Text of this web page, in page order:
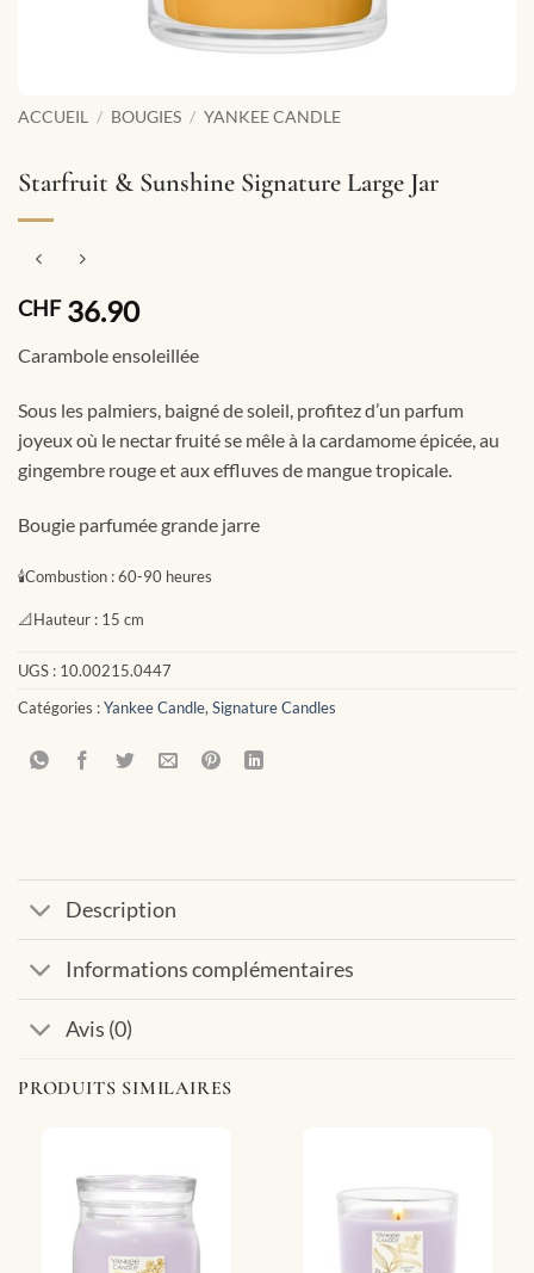
ACCUEIL / BOUGIES / YANKEE CANDLE
Starfruit & Sunshine Signature Large Jar
CHF36.90
Carambole ensoleillée
Sous les palmiers, baigné de soleil, profitez d’un parfum
joyeux où le nectar fruité se mêle à la cardamome épicée, au
gingembre rouge et aux effluves de mangue tropicale.
Bougie parfumée grande jarre
🕯Combustion :60-90 heures
📐Hauteur : 15 cm
UGS : 10.00215.0447
Catégories :Yankee Candle, Signature Candles
Description
Informations complémentaires
Avis (0)
PRODUITS SIMILAIRES